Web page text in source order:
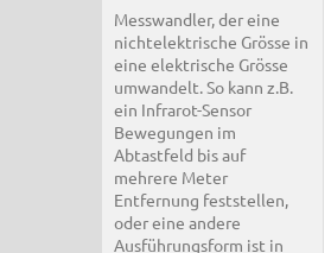
Messwandler, der eine
nichtelektrische Grösse in
eine elektrische Grösse
umwandelt. So kann z.B.
ein Infrarot-Sensor
Bewegungen im
Abtastfeld bis auf
mehrere Meter
Entfernung feststellen,
oder eine andere
Ausführungsform ist in